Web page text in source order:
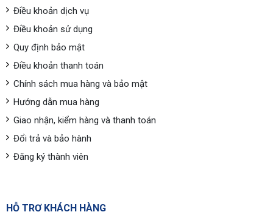
Điều khoản dịch vụ
Điều khoản sử dụng
Quy định bảo mật
Điều khoản thanh toán
Chính sách mua hàng và bảo mật
Hướng dẫn mua hàng
Giao nhận, kiểm hàng và thanh toán
Đổi trả và bảo hành
Đăng ký thành viên
HỖ TRỢ KHÁCH HÀNG